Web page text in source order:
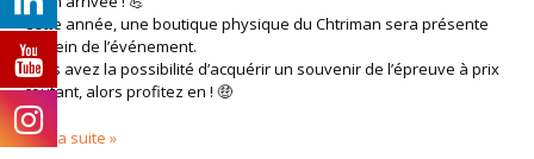
Cette année, une boutique physique du Chtriman sera présente
au sein de l’événement.
Vous avez la possibilité d’acquérir un souvenir de l’épreuve à prix
coutant, alors profitez en ! 🤑
Lire la suite »